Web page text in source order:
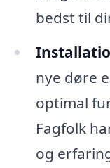
bedst til
nye døre
optimal
Fagfolk
og